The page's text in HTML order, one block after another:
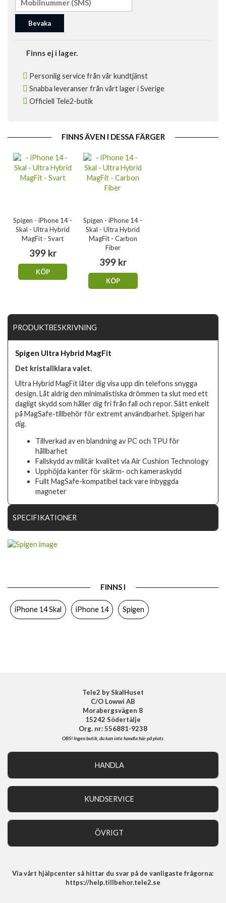
Bevaka
Finns ej i lager.
Personlig service från vår kundtjänst
Snabba leveranser från vårt lager i Sverige
Officiell Tele2-butik
FINNS ÄVEN I DESSA FÄRGER
Spigen - iPhone 14 -
Skal - Ultra Hybrid
MagFit - Svart
399 kr
KÖP
Spigen - iPhone 14 -
Skal - Ultra Hybrid
MagFit - Carbon
Fiber
399 kr
KÖP
PRODUKTBESKRIVNING
Spigen Ultra Hybrid MagFit
Det kristallklara valet.
Ultra Hybrid MagFit låter dig visa upp din telefons snygga
design. Låt aldrig den minimalistiska drömmen ta slut med ett
dagligt skydd som håller dig fri från fall och repor. Sätt enkelt
på MagSafe-tillbehör för extremt användbarhet. Spigen har
dig.
Tillverkad av en blandning av PC och TPU för
hållbarhet
Fallskydd av militär kvalitet via Air Cushion Technology
Upphöjda kanter för skärm- och kameraskydd
Fullt MagSafe-kompatibel tack vare inbyggda
magneter
SPECIFIKATIONER
Färg
FINNS I
iPhone 14 Skal iPhone 14 Spigen
Tele2 by SkalHuset
C/O Lowwi AB
Morabergsvägen 8
15242 Södertälje
Org. nr: 556881-9238
OBS!Ingen butik, du kan inte handla här på plats
HANDLA
KUNDSERVICE
ÖVRIGT
Integritetspolicy
Via vårt hjälpcenter så hittar du svar på de vanligaste frågorna:
https://help.tillbehor.tele2.se